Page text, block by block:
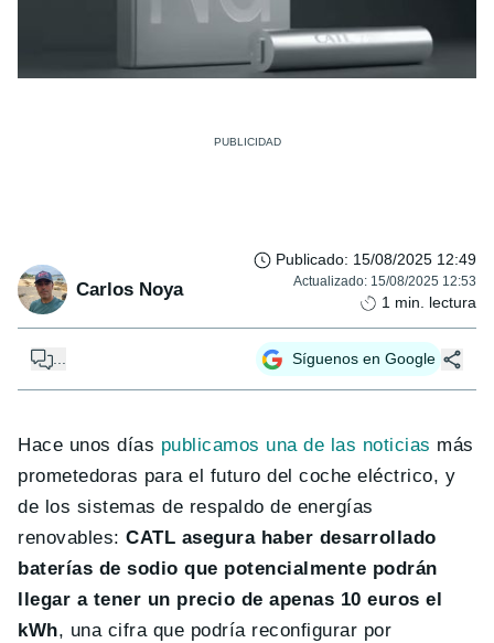
Carlos Noya
Publicado: 15/08/2025 12:49
Actualizado: 15/08/2025 12:53
1 min. lectura
... Síguenos en Google
Hace unos días publicamos una de las noticias más
prometedoras para el futuro del coche eléctrico, y
de los sistemas de respaldo de energías
renovables:CATL asegura haber desarrollado
baterías de sodio que potencialmente podrán
llegar a tener un precio de apenas 10 euros el
kWh, una cifra que podría reconfigurar por